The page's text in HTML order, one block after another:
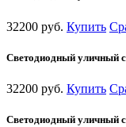
32200 руб. Купить
Светодиодный уличный
32200 руб. Купить
Светодиодный уличный